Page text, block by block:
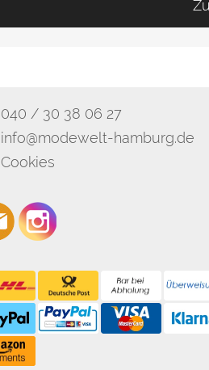
040 / 30 38 06 27
info@modewelt-hamburg.de
Cookies